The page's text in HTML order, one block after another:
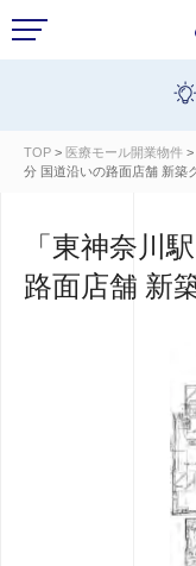
TOP > 医療モール開業物件 >
分 国道沿いの路面店舗 新築
「東神奈川
路面店舗 新